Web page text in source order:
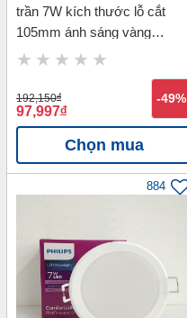
trần 7W kích thước lỗ cắt
105mm ánh sáng vàng
Philips 59448 MESON 7W
192,150đ
97,997đ
-49%
Chọn mua
884